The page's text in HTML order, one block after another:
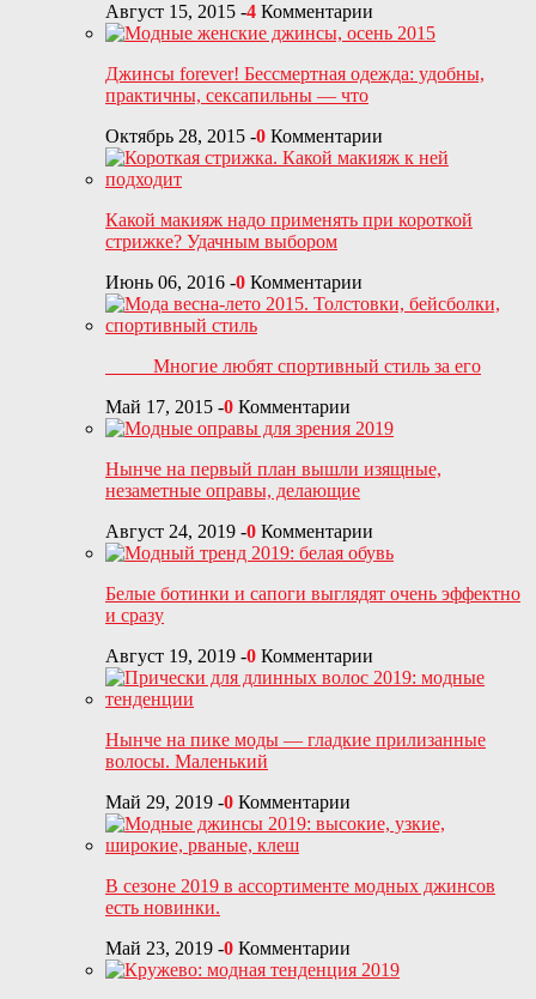
Август 15, 2015 -4 Комментарии
Джинсы forever! Бессмертная одежда: удобны,
практичны, сексапильны — что
Октябрь 28, 2015 -0 Комментарии
Какой макияж надо применять при короткой
стрижке? Удачным выбором
Июнь 06, 2016 -0 Комментарии
Многие любят спортивный стиль за его
Май 17, 2015 -0 Комментарии
Нынче на первый план вышли изящные,
незаметные оправы, делающие
Август 24, 2019 -0 Комментарии
Белые ботинки и сапоги выглядят очень эффектно
и сразу
Август 19, 2019 -0 Комментарии
Нынче на пике моды — гладкие прилизанные
волосы. Маленький
Май 29, 2019 -0 Комментарии
В сезоне 2019 в ассортименте модных джинсов
есть новинки.
Май 23, 2019 -0 Комментарии